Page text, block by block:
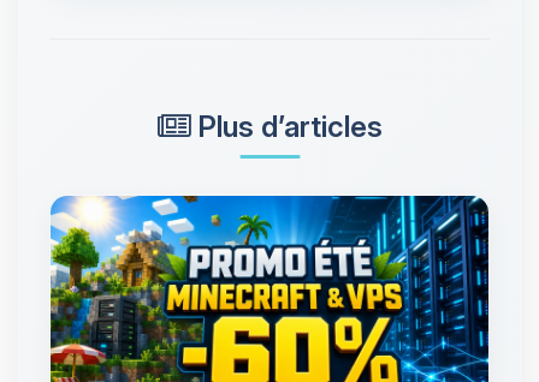
Plus d’articles